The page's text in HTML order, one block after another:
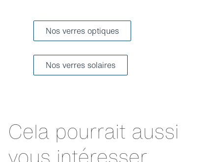
Nos verres optiques
Nos verres solaires
Cela pourrait aussi